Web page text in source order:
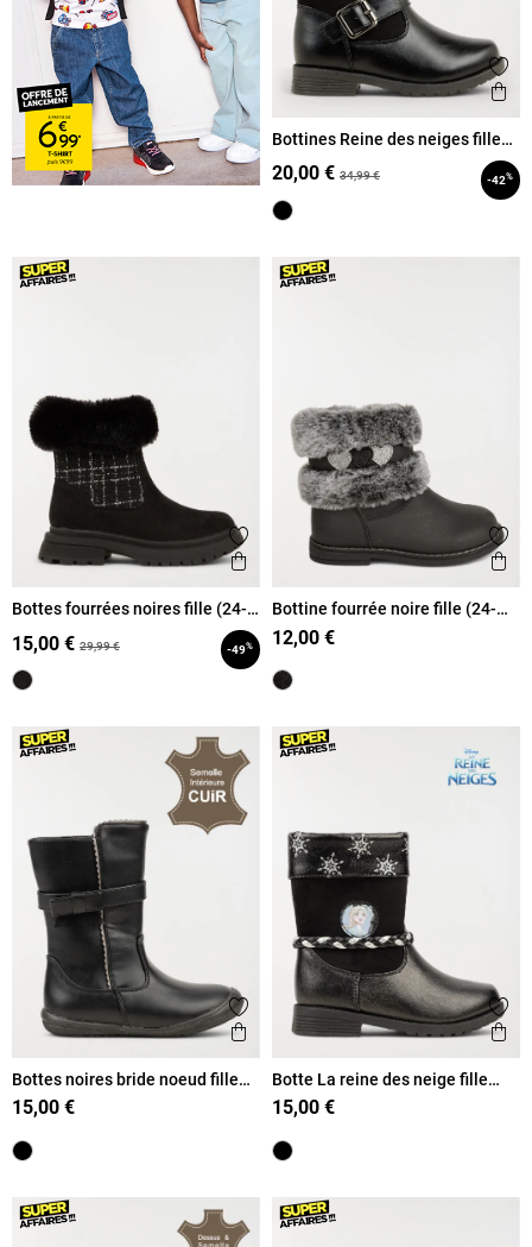
Bottines Reine des neiges fille
20,00 € 34,99 € -42%
Ajouter aux favoris
Aperçu rapide
Bottes fourrées noires fille (24-
15,00 € 29,99 € -49%
Bottine fourrée noire fille (24-
30)
12,00 €
Ajouter aux favoris
Aperçu rapide
Bottes noires bride noeud fille
(25-30)
15,00 €
Botte La reine des neige fille
(24-30)
15,00 €